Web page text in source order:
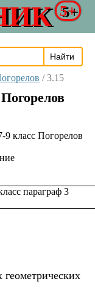
5+
/ 3.15